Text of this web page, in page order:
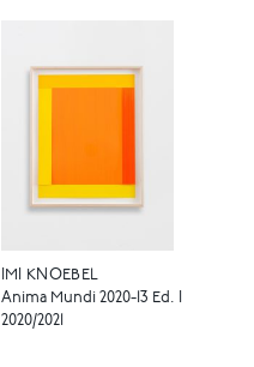
IMI KNOEBEL
Anima Mundi 2020-13 Ed. I
2020/2021